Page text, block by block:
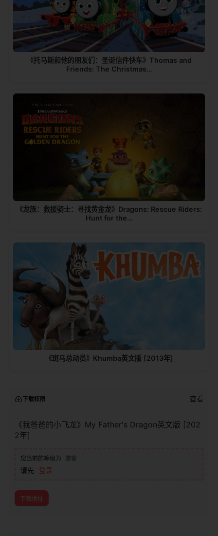
《托马斯和他的朋友们：圣诞信件快车》Thomas and
Friends: The Christmas…
《龙族：救援骑士：寻找黄金龙》Dragons: Rescue Riders:
Hunt for the…
《斑马总动员》Khumba英文版 [2013年]
下载权限 查看
《我爸爸的小飞龙》My Father's Dragon英文版 [202
2年]
您当前的等级为 游客
请先 登录
下载地址